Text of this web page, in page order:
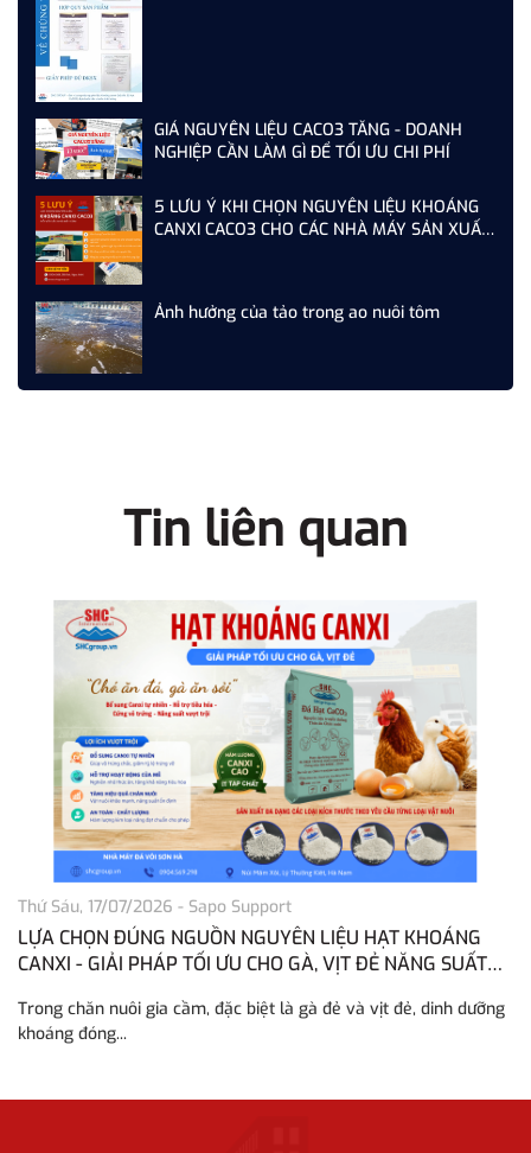
GIÁ NGUYÊN LIỆU CACO3 TĂNG - DOANH
NGHIỆP CẦN LÀM GÌ ĐỂ TỐI ƯU CHI PHÍ
5 LƯU Ý KHI CHỌN NGUYÊN LIỆU KHOÁNG
CANXI CACO3 CHO CÁC NHÀ MÁY SẢN XUẤT
Ảnh hưởng của tảo trong ao nuôi tôm
Tin liên quan
Thứ Sáu, 17/07/2026 - Sapo Support
LỰA CHỌN ĐÚNG NGUỒN NGUYÊN LIỆU HẠT KHOÁNG
CANXI - GIẢI PHÁP TỐI ƯU CHO GÀ, VỊT ĐẺ NĂNG SUẤT
Trong chăn nuôi gia cầm, đặc biệt là gà đẻ và vịt đẻ, dinh dưỡng
khoáng đóng...